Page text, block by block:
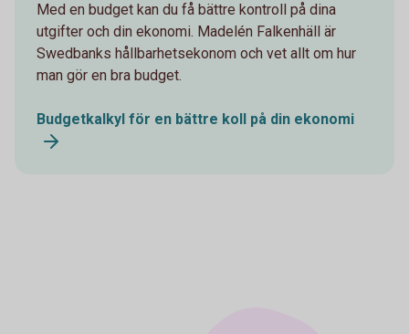
Med en budget kan du få bättre kontroll på dina
utgifter och din ekonomi. Madelén Falkenhäll är
Swedbanks hållbarhetsekonom och vet allt om hur
man gör en bra budget.
Budgetkalkyl för en bättre koll på din ekonomi